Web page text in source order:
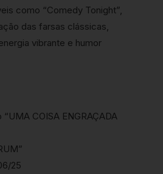
como “Comedy Tonight”,
das farsas clássicas,
vibrante e humor
COISA ENGRAÇADA
25